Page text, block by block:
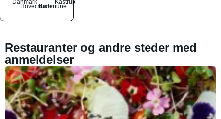
Danmark
Hovedstaden
Kommune
Kastrup
Restauranter og andre steder med
anmeldelser